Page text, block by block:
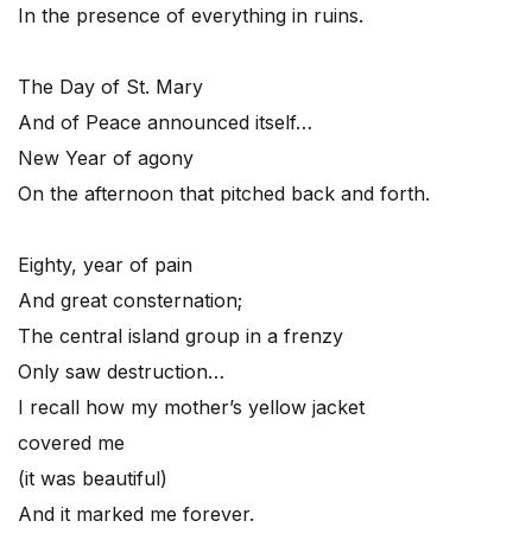
In the presence of everything in ruins.
The Day of St. Mary
And of Peace announced itself…
New Year of agony
On the afternoon that pitched back and forth.
Eighty, year of pain
And great consternation;
The central island group in a frenzy
Only saw destruction…
I recall how my mother’s yellow jacket
covered me
(it was beautiful)
And it marked me forever.